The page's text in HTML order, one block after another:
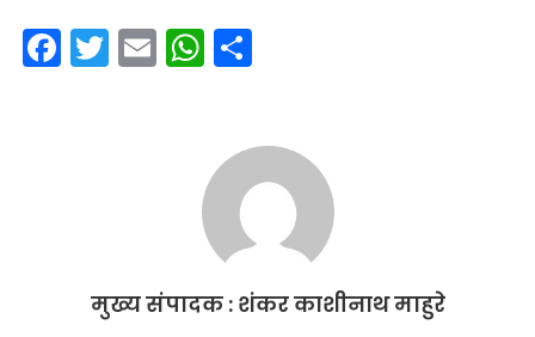
F
T
E
W
s
A
p
p
e
मुख्य संपादक : शंकर काशीनाथ माहुरे